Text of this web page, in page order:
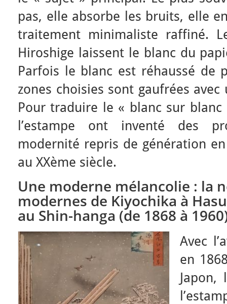
pas, elle absorbe les bruits, elle
traitement minimaliste raffiné.
Hiroshige laissent le blanc du
Parfois le blanc est réhaussé de
zones choisies sont gaufrées
Pour traduire le « blanc sur
l’estampe ont inventé des
modernité repris de génération
au XXème siècle.
Une moderne mélancolie : la
modernes de Kiyochika à
au Shin-hanga (de 1868 à
Avec
en
Japon,